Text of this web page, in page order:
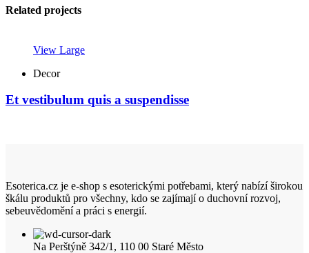
Related projects
View Large
Decor
Et vestibulum quis a suspendisse
Esoterica.cz je e-shop s esoterickými potřebami, který nabízí širokou
škálu produktů pro všechny, kdo se zajímají o duchovní rozvoj,
sebeuvědomění a práci s energií.
Na Perštýně 342/1, 110 00 Staré Město